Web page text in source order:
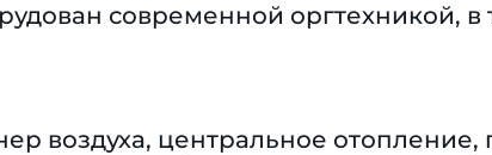
современной оргтехникой, в
воздуха, центральное отопление,